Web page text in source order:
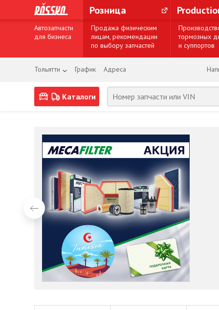
Розница
Автозапчасти
для бизнеса
Продажа физическим
лицам, рекомендации
по выбору запчастей
тормозных
и суппортов
Тольятти График Адреса
Каталоги